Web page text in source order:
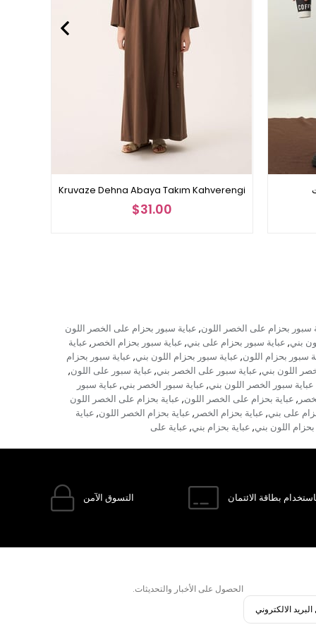
Kruvaze Dehna Abaya Takım Kahverengi
$31.00
سبور بحزام على الخصر اللون, عباية سبور بحزام على الخصر اللون
بني, عباية سبور بحزام على بني, عباية سبور بحزام الخصر , عباية
سبور بحزام اللون, عباية سبور بحزام اللون بني, عباية سبور بحزام
اللون بني, عباية سبور على الخصر بني, عباية سبور على اللون,
عباية سبور الخصر اللون بني, عباية سبور الخصر بني, عباية سبور
, عباية بحزام على الخصر اللون, عباية بحزام على الخصر اللون
على بني, عباية بحزام الخصر , عباية بحزام الخصر اللون, عباية
بحزام اللون بني, عباية بحزام بني, عباية على
بطاقة الائتمان التسوق الآمن
الحصول على الأخبار والتحديثات.